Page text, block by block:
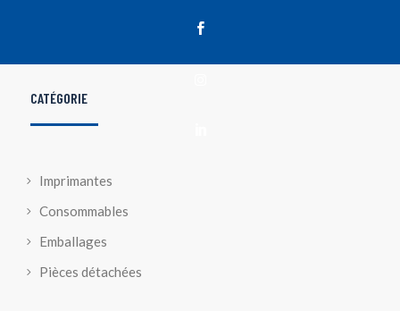

CATÉGORIE
Imprimantes
Consommables
Emballages
Pièces détachées